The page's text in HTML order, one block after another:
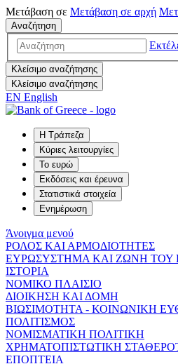
Μετάβαση σε Μετάβαση σε αρχή
Αναζήτηση
Κλείσιμο αναζήτησης
Κλείσιμο αναζήτησης
EN English
Η Τράπεζα
Κύριες λειτουργίες
Το ευρώ
Εκδόσεις και έρευνα
Στατιστικά στοιχεία
Ενημέρωση
Άνοιγμα μενού
ΡΟΛΟΣ ΚΑΙ ΑΡΜΟΔΙΟΤΗΤΕΣ
ΕΥΡΩΣΥΣΤΗΜΑ ΚΑΙ ΖΩΝΗ ΤΟΥ
ΙΣΤΟΡΙΑ
ΝΟΜΙΚΟ ΠΛΑΙΣΙΟ
ΔΙΟΙΚΗΣΗ ΚΑΙ ΔΟΜΗ
ΒΙΩΣΙΜΟΤΗΤΑ - ΚΟΙΝΩΝΙΚΗ
ΠΟΛΙΤΙΣΜΟΣ
ΝΟΜΙΣΜΑΤΙΚΗ ΠΟΛΙΤΙΚΗ
ΧΡΗΜΑΤΟΠΙΣΤΩΤΙΚΗ
ΕΠΟΠΤΕΙΑ